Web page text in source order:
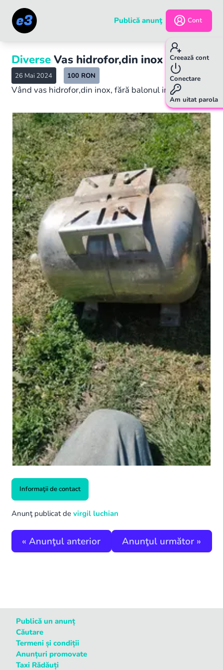
Publică anunţ Cont
Creează cont
Conectare
Am uitat parola
Diverse Vas hidrofor,din inox
26 Mai 2024 100 RON
Vând vas hidrofor,din inox, fără balonul interior.
Informaţii de contact
Anunţ publicat de virgil luchian
« Anunţul anterior Anunţul următor »
Publică un anunț
Căutare
Termeni și condiții
Anunțuri promovate
Taxi Rădăuți